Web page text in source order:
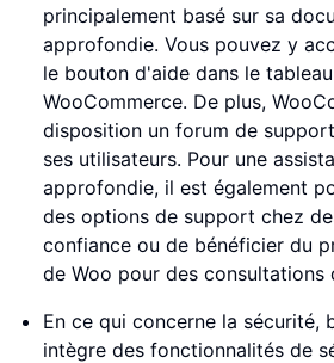
principalement basé sur sa
approfondie. Vous pouvez y
le bouton d'aide dans le
WooCommerce. De plus,
disposition un forum de
ses utilisateurs. Pour une
approfondie, il est également
des options de support chez
confiance ou de bénéficier du
de Woo pour des consultations
En ce qui concerne la sécurité,
intègre des fonctionnalités de